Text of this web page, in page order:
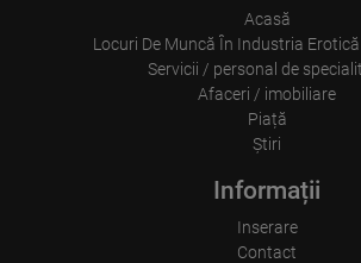
Acasă
Locuri De Muncă În Industria
Servicii / personal de
Afaceri / imobiliare
Piață
Ştiri
Informații
Inserare
Contact